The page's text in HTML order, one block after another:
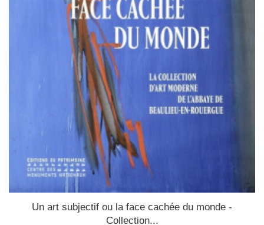
Un art subjectif ou la face cachée du monde -
Collection...